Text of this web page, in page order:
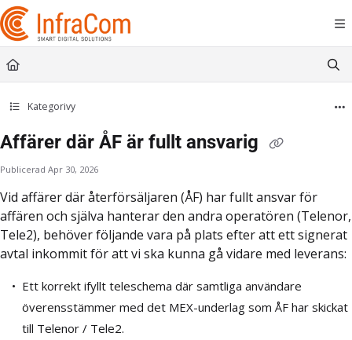
Documentation Index
Fetch the complete documentation index at:
https://docs.icc.infracom.se/
Use this file to discover all available pages before exploring further.
Kategorivy
Affärer där ÅF är fullt ansvarig
Publicerad Apr 30, 2026
Vid affärer där återförsäljaren (ÅF) har fullt ansvar för
affären och själva hanterar den andra operatören (Telenor,
Tele2), behöver följande vara på plats efter att ett signerat
avtal inkommit för att vi ska kunna gå vidare med leverans:
Ett korrekt ifyllt teleschema där samtliga användare
överensstämmer med det MEX-underlag som ÅF har skickat
till Telenor / Tele2.